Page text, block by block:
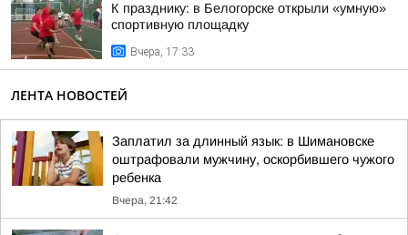
К празднику: в Белогорске открыли «умную»
спортивную площадку
Вчера, 17:33
ЛЕНТА НОВОСТЕЙ
Заплатил за длинный язык: в Шимановске
оштрафовали мужчину, оскорбившего чужого
ребенка
Вчера, 21:42